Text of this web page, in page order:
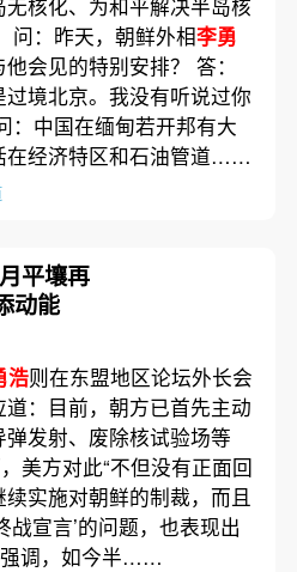
核化、为和平解决半岛核
问：昨天，朝鲜外相李勇
会见的特别安排？ 答：
过境北京。我没有听说过你
：中国在缅甸若开邦有大
在经济特区和石油管道……
平壤再
动能
浩则在东盟地区论坛外长会
道：目前，朝方已首先主动
发射、废除核试验场等
美方对此“不但没有正面回
实施对朝鲜的制裁，而且
战宣言’的问题，也表现出
强调，如今半……